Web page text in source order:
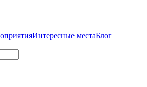
Интересные местаБлог